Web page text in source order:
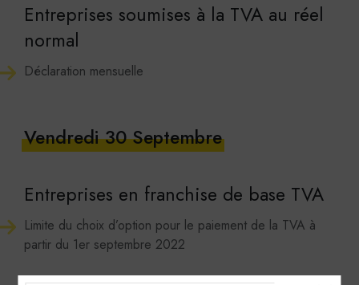
Entreprises soumises à la TVA au réel
normal
Déclaration mensuelle
Vendredi 30 Septembre
Entreprises en franchise de base TVA
Limite du choix d’option pour le paiement de la TVA à
partir du 1er septembre 2022